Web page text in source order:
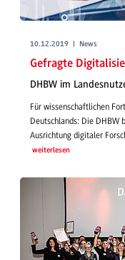
10.12.2019 | News
Gefragte
DHBW im
Für wissenschaftlichen
Deutschlands: Die DHBW
Ausrichtung digitaler
weiterlesen